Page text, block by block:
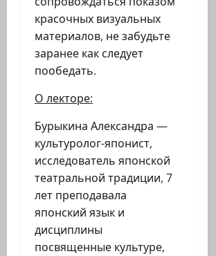
красочных визуальных
материалов, не забудьте
заранее как следует
пообедать.
О лекторе:
Бурыкина Александра —
культуролог-японист,
исследователь японской
театральной традиции, 7
лет преподавала
японский язык и
дисциплины
посвященные культуре,